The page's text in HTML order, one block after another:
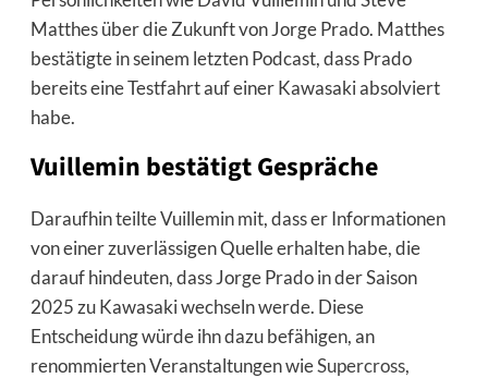
Matthes über die Zukunft von Jorge Prado. Matthes
bestätigte in seinem letzten Podcast, dass Prado
bereits eine Testfahrt auf einer Kawasaki absolviert
habe.
Vuillemin bestätigt Gespräche
Daraufhin teilte Vuillemin mit, dass er Informationen
von einer zuverlässigen Quelle erhalten habe, die
darauf hindeuten, dass Jorge Prado in der Saison
2025 zu Kawasaki wechseln werde. Diese
Entscheidung würde ihn dazu befähigen, an
renommierten Veranstaltungen wieSupercross,